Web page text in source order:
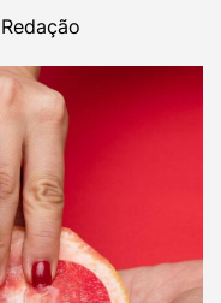
Redação